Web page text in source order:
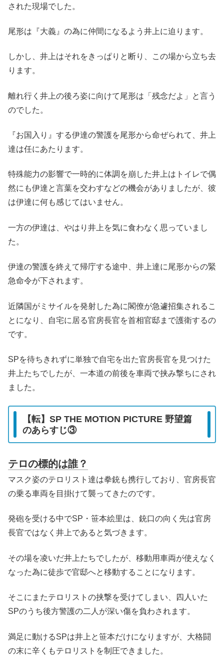
された現場でした。
尾形は『大義』の為に仲間になるよう井上に迫ります。
しかし、井上はそれをきっぱりと断り、この場から立ち去
ります。
離れ行く井上の後ろ姿に向けて尾形は「残念だよ」と言う
のでした。
『お国入り』する伊達の警護を尾形から命ぜられて、井上
達は任にあたります。
特殊能力の影響で一時的に体調を崩した井上はトイレで偶
然にも伊達と言葉を交わすなどの機会がありましたが、彼
は伊達に何も感じてはいません。
一方の伊達は、やはり井上を気に食わなく思っていまし
た。
伊達の警護を終えて帰庁する途中、井上達に尾形からの緊
急命令が下されます。
近隣国がミサイルを発射した為に閣僚が急遽招集されるこ
とになり、自宅に居る官房長官を首相官邸まで護衛するの
です。
SPを待ちきれずに単独で自宅を出た官房長官を見つけた
井上たちでしたが、一本道の前後を車両で挟み撃ちにされ
ました。
【転】SP THE MOTION PICTURE 野望篇
のあらすじ③
テロの標的は誰？
マスク姿のテロリスト達は拳銃も携行しており、官房長官
の乗る車両を目掛けて襲ってきたのです。
発砲を受ける中でSP・笹本絵里は、銃口の向く先は官房
長官ではなく井上であると気づきます。
その場を凌いだ井上たちでしたが、移動用車両が使えなく
なった為に徒歩で官邸へと移動することになります。
そこにまたテロリストの挟撃を受けてしまい、四人いた
SPのうち後方警護の二人が深い傷を負わされます。
満足に動けるSPは井上と笹本だけになりますが、大格闘
の末に辛くもテロリストを制圧できました。